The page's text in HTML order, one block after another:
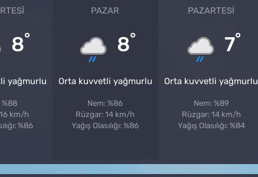
8°
yağmurlu
%88
km/h
%86
PAZAR
8°
Orta kuvvetli yağmurlu
Nem: %86
Rüzgar: 14 km/h
Yağış Olasılığı: %86
PAZARTESI
7°
Orta kuvvetli yağmurlu
Nem: %89
Rüzgar: 14 km/h
Yağış Olasılığı: %84